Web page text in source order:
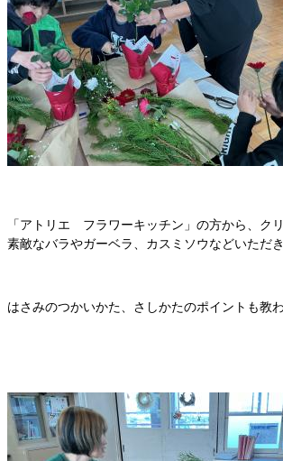
「アトリエ フラワーキッチン」の方から、ク
素敵なバラやガーベラ、カスミソウなどいただき
はさみのつかいかた、さしかたのポイントも教わ